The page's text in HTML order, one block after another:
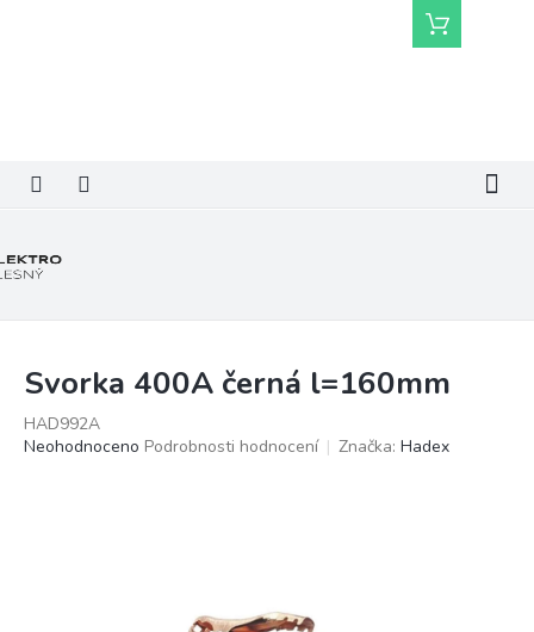
Nákupní
košík
Svorka 400A černá l=160mm
HAD992A
Průměrné
Neohodnoceno Podrobnosti hodnocení Značka: Hadex